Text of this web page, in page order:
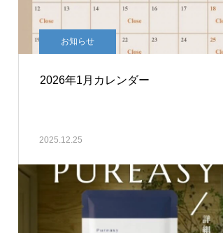
お知らせ
2026年1月カレンダー
2025.12.25